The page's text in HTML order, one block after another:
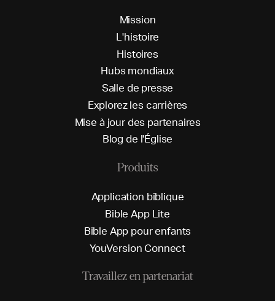
Mission
L'histoire
Histoires
Hubs mondiaux
Salle de presse
Explorez les carrières
Mise à jourdes partenaires
Blog de l'Église
Produits
Application biblique
Bible App L ite
Bible App pourenfants
YouVersion Connect
Travaillez en partenariat